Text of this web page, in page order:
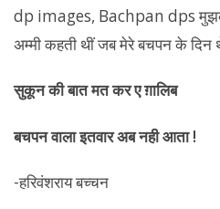
सुकून की बात मत कर ए ग़ालिब
बचपन वाला इतवार अब नही आता !
-हरिवंशराय बच्चन